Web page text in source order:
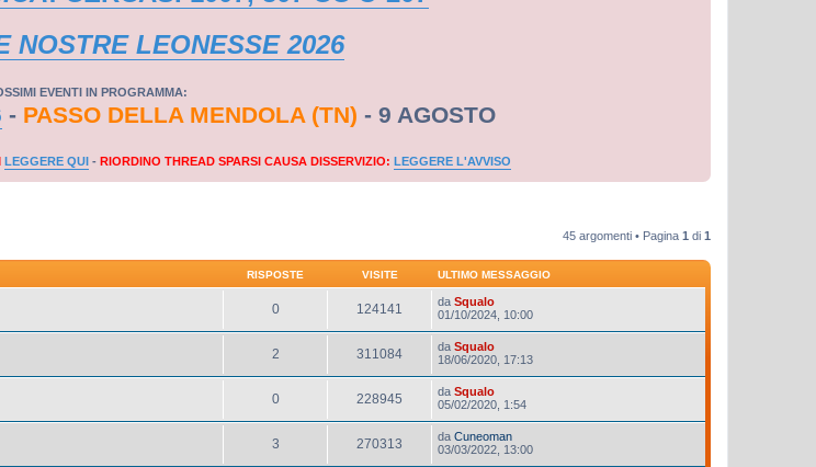
NOSTRE LEONESSE 2026
EVENTI IN PROGRAMMA:
- PASSO DELLA MENDOLA (TN) - 9 AGOSTO
LEGGERE QUI - RIORDINO THREAD SPARSI CAUSA DISSERVIZIO: LEGGERE L'AVVISO
45 argomenti • Pagina 1 di 1
RISPOSTE VISITE ULTIMO MESSAGGIO
0 124141 da Squalo
01/10/2024, 10:00
2 311084 da Squalo
18/06/2020, 17:13
0 228945 da Squalo
05/02/2020, 1:54
3 270313 da Cuneoman
03/03/2022, 13:00